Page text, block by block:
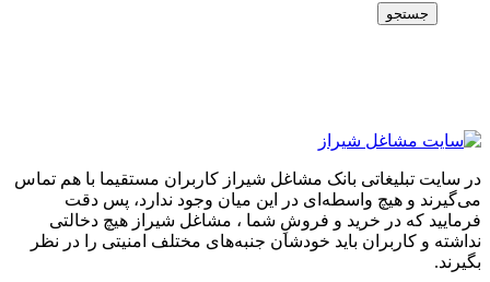
جستجو
در سایت تبلیغاتی بانک مشاغل شیراز کاربران مستقیما با هم تماس
می‌گیرند و هیچ واسطه‌ای در این میان وجود ندارد، پس دقت
فرمایید که در خرید و فروشِ شما ، مشاغل شیراز هیچ دخالتی
نداشته و کاربران باید خودشان جنبه‌های مختلف امنیتی را در نظر
بگیرند.